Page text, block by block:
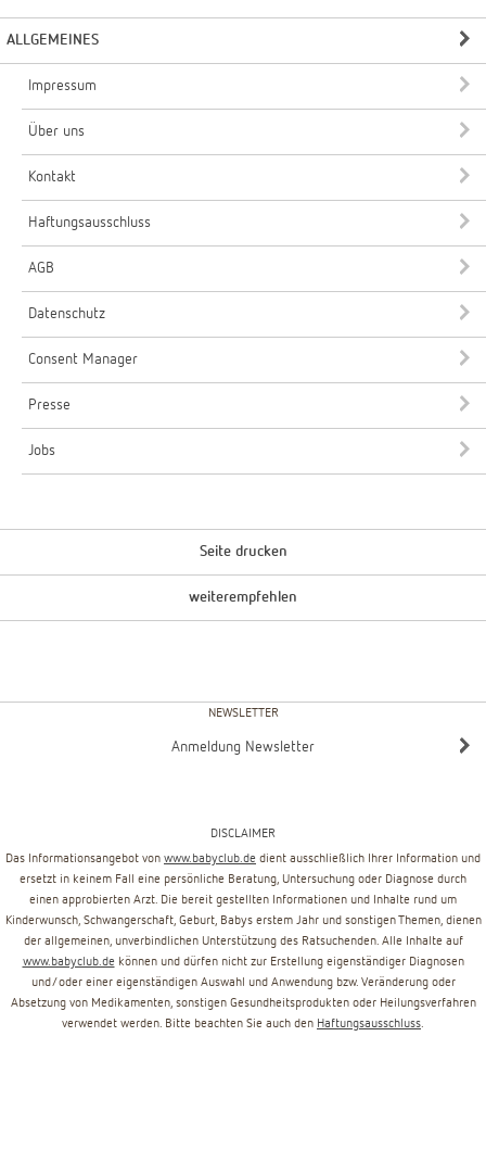
ALLGEMEINES
Impressum
Über uns
Kontakt
Haftungsausschluss
AGB
Datenschutz
Consent Manager
Presse
Jobs
Seite drucken
weiterempfehlen
NEWSLETTER
Anmeldung Newsletter
DISCLAIMER
Das Informationsangebot von www.babyclub.de dient ausschließlich Ihrer Information und
ersetzt in keinem Fall eine persönliche Beratung, Untersuchung oder Diagnose durch
einen approbierten Arzt. Die bereit gestellten Informationen und Inhalte rund um
Kinderwunsch, Schwangerschaft, Geburt, Babys erstem Jahr und sonstigen Themen, dienen
der allgemeinen, unverbindlichen Unterstützung des Ratsuchenden. Alle Inhalte auf
www.babyclub.de können und dürfen nicht zur Erstellung eigenständiger Diagnosen
und/oder einer eigenständigen Auswahl und Anwendung bzw. Veränderung oder
Absetzung von Medikamenten, sonstigen Gesundheitsprodukten oder Heilungsverfahren
verwendet werden. Bitte beachten Sie auch den Haftungsausschluss.